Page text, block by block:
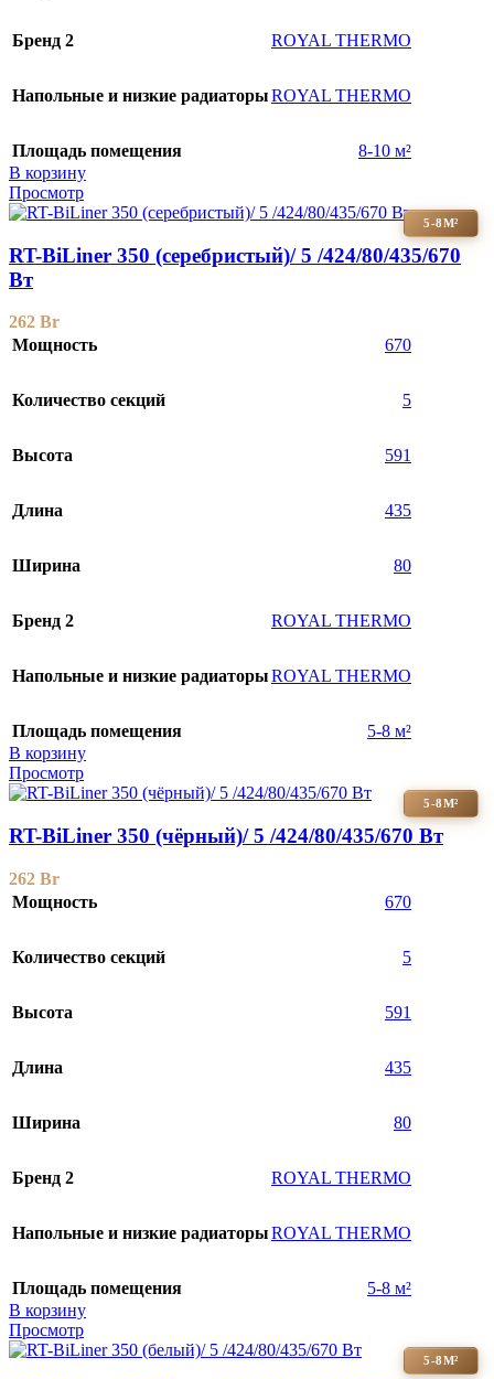
Бренд 2 ROYAL THERMO
Напольные и низкие радиаторыROYAL THERMO
Площадь помещения
8-10 м²
В корзину
Просмотр
5-8М²
RT-BiLiner 350 (серебристый)/ 5 /424/80/435/670
Вт
262 Br
Мощность
670
Количество секций 5
Высота 591
Длина 435
Ширина 80
Бренд 2 ROYAL THERMO
Напольные и низкие радиаторыROYAL THERMO
Площадь помещения
5-8 м²
В корзину
Просмотр
5-8М²
RT-BiLiner 350 (чёрный)/ 5 /424/80/435/670 Вт
262 Br
Мощность
670
Количество секций 5
Высота 591
Длина 435
Ширина 80
Бренд 2 ROYAL THERMO
Напольные и низкие радиаторыROYAL THERMO
Площадь помещения
5-8 м²
В корзину
Просмотр
5-8М²